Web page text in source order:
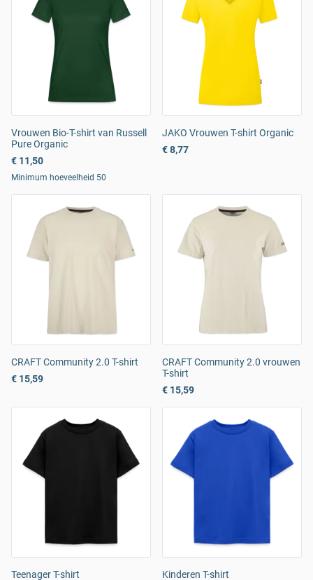
Vrouwen Bio-T-shirt van Russell
Pure Organic
€ 11,50
Minimum hoeveelheid 50
JAKO Vrouwen T-shirt Organic
€ 8,77
CRAFT Community 2.0 T-shirt
€ 15,59
CRAFT Community 2.0 vrouwen
T-shirt
€ 15,59
Teenager T-shirt Kinderen T-shirt